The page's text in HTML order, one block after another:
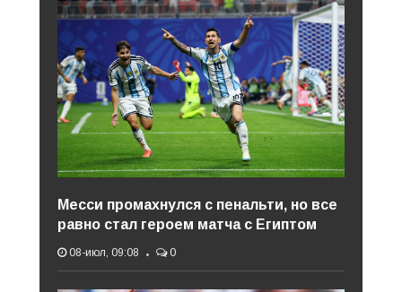
Месси промахнулся с пенальти, но все
равно стал героем матча с Египтом
08-июл, 09:08 0